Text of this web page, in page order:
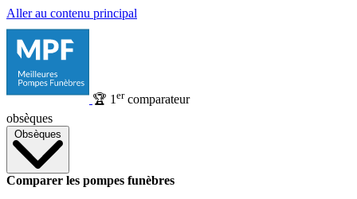
Aller au contenu principal
🏆 1 ercomparateur
obsèques
Obsèques
Comparer les pompes funèbres